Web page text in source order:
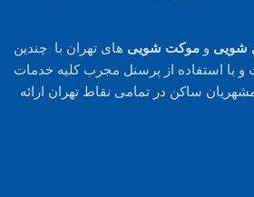
شویی وموکت شویی های تهران با چندین
با استفاده از پرسنل مجرب کلیه خدمات
ساکن در تمامی نقاط تهران ارائه